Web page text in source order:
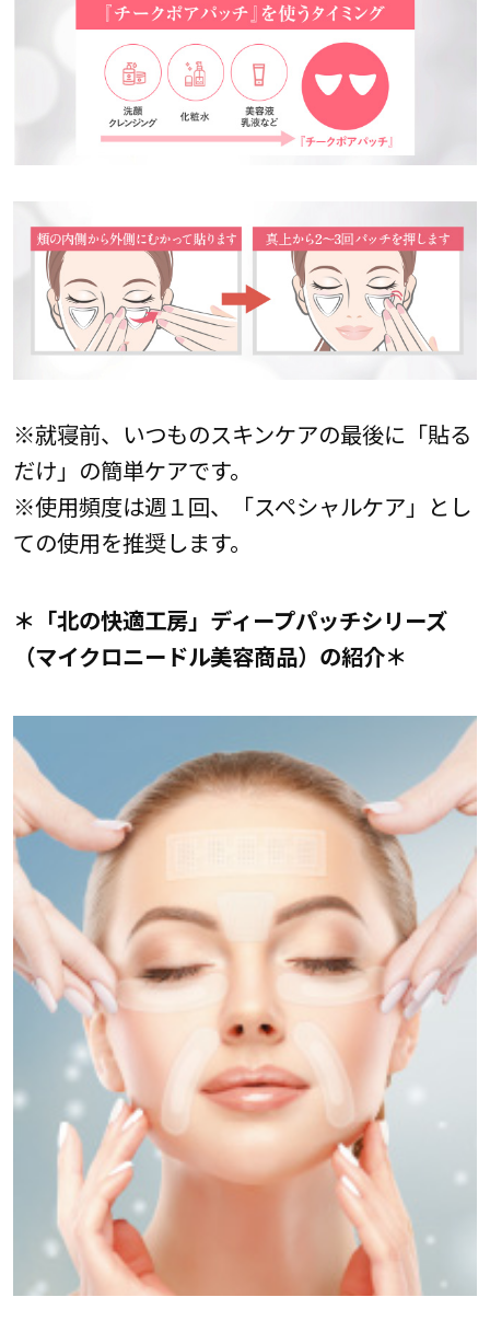
※就寝前、いつものスキンケアの最後に「貼る
だけ」の簡単ケアです。
※使用頻度は週１回、「スペシャルケア」とし
ての使用を推奨します。
＊「北の快適工房」ディープパッチシリーズ
（マイクロニードル美容商品）の紹介＊